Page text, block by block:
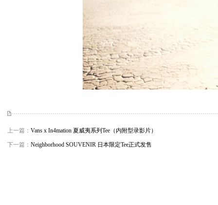
上一篇： Vans x In4mation 夏威夷系列Tee（内附型录影片）
下一篇： Neighborhood SOUVENIR 日本限定Tee正式发售